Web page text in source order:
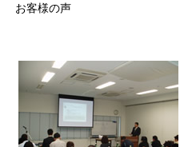
お客様の声